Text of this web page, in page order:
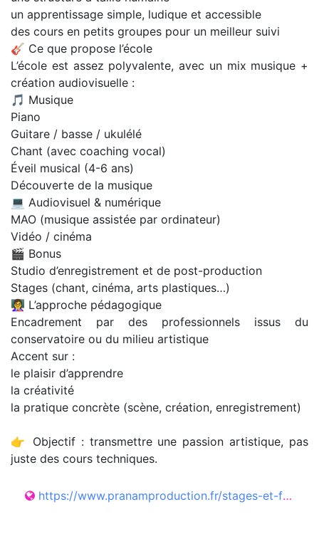
un apprentissage simple, ludique et accessible
des cours en petits groupes pour un meilleur suivi
🎸 Ce que propose l’école
L’école est assez polyvalente, avec un mix musique +
création audiovisuelle :
🎵 Musique
Piano
Guitare / basse / ukulélé
Chant (avec coaching vocal)
Éveil musical (4-6 ans)
Découverte de la musique
💻 Audiovisuel & numérique
MAO (musique assistée par ordinateur)
Vidéo / cinéma
🎬 Bonus
Studio d’enregistrement et de post-production
Stages (chant, cinéma, arts plastiques…)
👩‍🏫 L’approche pédagogique
Encadrement par des professionnels issus du
conservatoire ou du milieu artistique
Accent sur :
le plaisir d’apprendre
la créativité
la pratique concrète (scène, création, enregistrement)
👉 Objectif : transmettre une passion artistique, pas
juste des cours techniques.
https://www.pranamproduction.fr/stages-et-formations/ecole-de-musique/